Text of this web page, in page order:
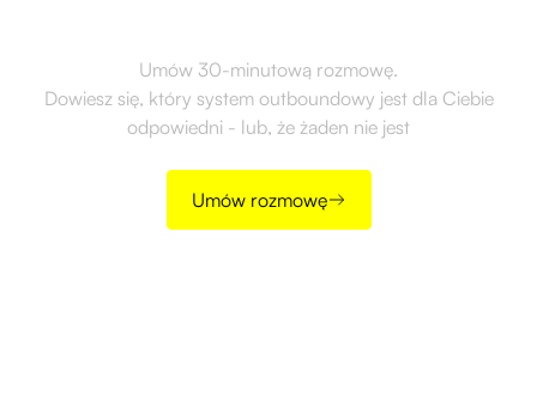
Umów 30-minutową rozmowę.
Dowiesz się, który system outboundowy jest dla Ciebie
odpowiedni - lub, że żaden nie jest
Umów rozmowę